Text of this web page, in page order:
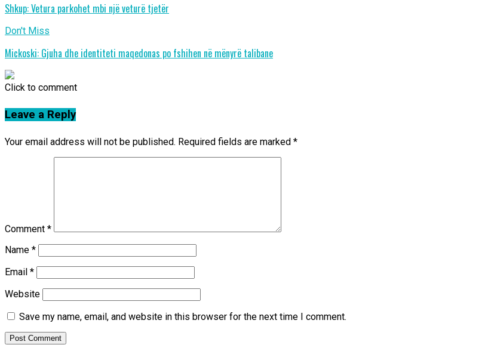
Shkup: Vetura parkohet mbi një veturë tjetër
Don't Miss
Mickoski: Gjuha dhe identiteti maqedonas po fshihen në mënyrë talibane
Click to comment
Leave a Reply
Your email address will not be published. Required fields are marked *
Comment *
Name *
Email *
Website
Save my name, email, and website in this browser for the next time I comment.